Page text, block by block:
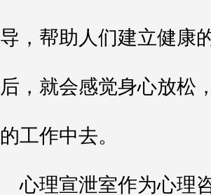
导，帮助人们建立健康
后，就会感觉身心放松
的工作中去。
心理宣泄室作为心理